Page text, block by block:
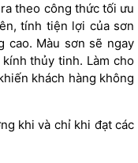
theo công thức tối ưu
tính tiện lợi của sơn
cao. Màu sơn sẽ ngay
thủy tinh. Làm cho
khách hàng không
khi và chỉ khi đạt các